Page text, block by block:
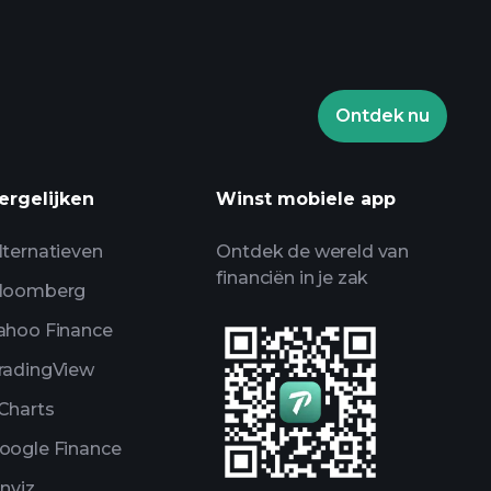
Ontdek nu
Finance
Finance
Winst mobiele app
Ontdek de wereld van
financiën in je zak